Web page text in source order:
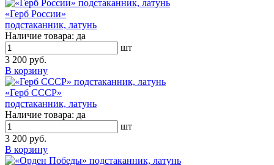
«Герб России»
подстаканник, латунь
Наличие товара: да
шт
3 200 руб.
В корзину
«Герб СССР»
подстаканник, латунь
Наличие товара: да
шт
3 200 руб.
В корзину